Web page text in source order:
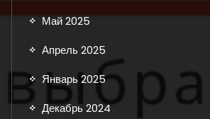
Май 2025
Апрель 2025
Январь 2025
Декабрь 2024